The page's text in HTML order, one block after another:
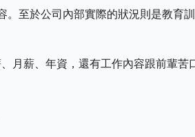
至於公司內部實際的狀況則是教育訓
月薪、年資，還有工作內容跟前輩苦